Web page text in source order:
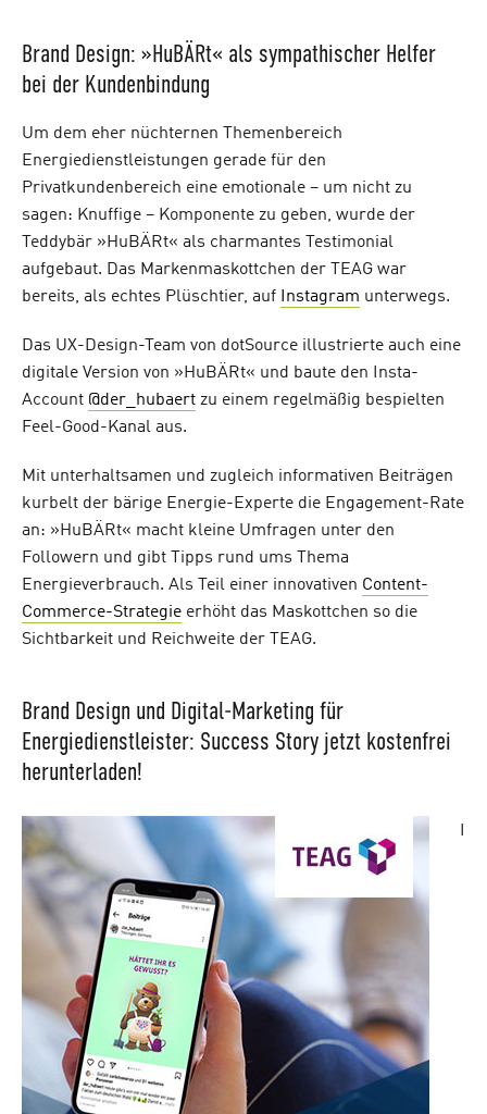
Brand Design: »HuBÄRt« als sympathischer Helfer
bei der Kundenbindung
Um dem eher nüchternen Themenbereich
Energiedienstleistungen gerade für den
Privatkundenbereich eine emotionale – um nicht zu
sagen: Knuffige – Komponente zu geben, wurde der
Teddybär »HuBÄRt« als charmantes Testimonial
aufgebaut. Das Markenmaskottchen der TEAG war
bereits, als echtes Plüschtier, auf
Instagram unterwegs.
Das UX-Design-Team von dotSource illustrierte auch eine
digitale Version von »HuBÄRt« und baute den Insta-
Account @der_hubaert zu einem regelmäßig bespielten
Feel-Good-Kanal aus.
Mit unterhaltsamen und zugleich informativen Beiträgen
kurbelt der bärige Energie-Experte die Engagement-Rate
an: »HuBÄRt« macht kleine Umfragen unter den
Followern und gibt Tipps rund ums Thema
Energieverbrauch. Als Teil einer innovativen Content-
Commerce-Strategie erhöht das Maskottchen so die
Sichtbarkeit und Reichweite der TEAG.
Brand Design und Digital-Marketing für
Energiedienstleister: Success Story jetzt kostenfrei
herunterladen!